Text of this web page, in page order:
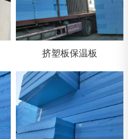
挤塑板保温板